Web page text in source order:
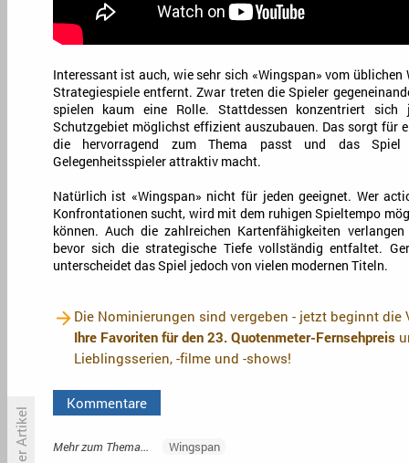
Interessant ist auch, wie sehr sich «Wingspan» vom üblichen
Strategiespiele entfernt. Zwar treten die Spieler
spielen kaum eine Rolle. Stattdessen konzentriert sich
Schutzgebiet möglichst effizient auszubauen. Das sorgt für
die hervorragend zum Thema passt und das
Gelegenheitsspieler attraktiv macht.
Natürlich ist «Wingspan» nicht für jeden geeignet. Wer
Konfrontationen sucht, wird mit dem ruhigen Spieltempo
können. Auch die zahlreichen Kartenfähigkeiten
bevor sich die strategische Tiefe vollständig entfaltet.
unterscheidet das Spiel jedoch von vielen modernen Titeln.
Die Nominierungen sind vergeben - jetzt beginnt die
Ihre Favoriten für den 23. Quotenmeter-Fernsehpreis
Lieblingsserien, -filme und -shows!
Kommentare
Mehr zum Thema... Wingspan